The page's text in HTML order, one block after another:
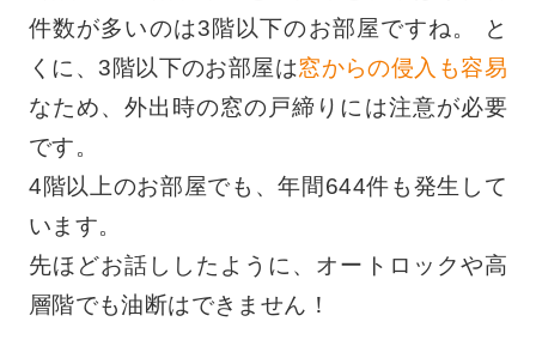
件数が多いのは3階以下のお部屋ですね。 と
くに、3階以下のお部屋は窓からの侵入も容易
なため、外出時の窓の戸締りには注意が必要
です。
4階以上のお部屋でも、年間644件も発生して
います。
先ほどお話ししたように、オートロックや高
層階でも油断はできません！